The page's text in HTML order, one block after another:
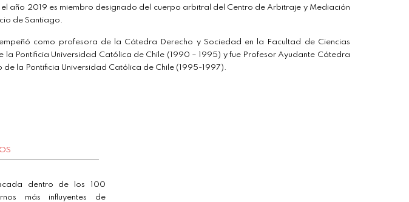
año 2019 es miembro designado del cuerpo arbitral del Centro de Arbitraje y Mediación
de Santiago.
como profesora de la Cátedra Derecho y Sociedad en la Facultad de Ciencias
la Pontificia Universidad Católica de Chile (1990 – 1995) y fue Profesor Ayudante Cátedra
de la Pontificia Universidad Católica de Chile (1995-1997).
dentro de los 100
más influyentes de